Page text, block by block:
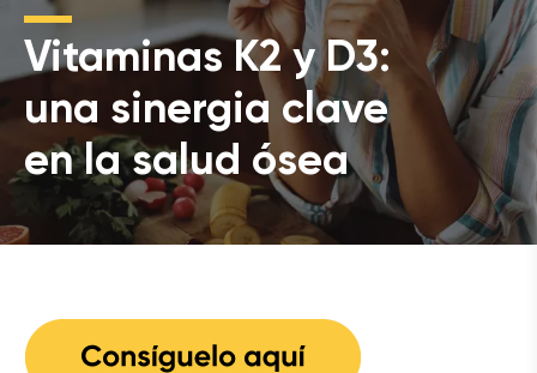
Vitaminas K2 y D3:
una sinergia clave
en la salud ósea